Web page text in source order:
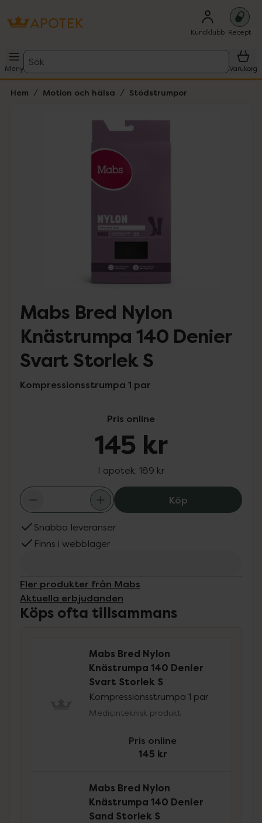
Kundklubb Recept
Meny
Sök
Varukorg
Hem Motion och hälsa Stödstrumpor
Lista: . Innehåller 2 objekt.
Mabs Bred Nylon
Knästrumpa 140 Denier
Svart Storlek S
Kompressionsstrumpa 1 par
Pris online
145 kr
I apotek: 189 kr
KöpMabs Bred
Snabba leveranser
Finns i webblager
Fler produkter från Mabs
Aktuella erbjudanden
Köps ofta tillsammans
Mabs Bred Nylon
Knästrumpa 140 Denier
Svart Storlek S
Kompressionsstrumpa 1 par
Medicinteknisk produkt
Pris online
145 kr
Mabs Bred Nylon
Knästrumpa 140 Denier
Sand Storlek S